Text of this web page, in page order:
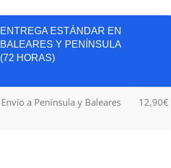
ENTREGA ESTÁNDAR EN
BALEARES Y PENÍNSULA
(72 HORAS)
Envío a Península y Baleares 12,90€